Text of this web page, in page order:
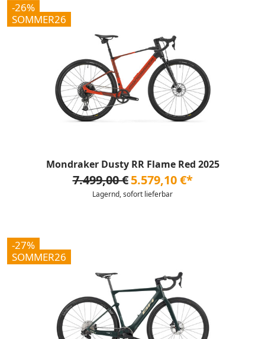
-26%
SOMMER26
Mondraker Dusty RR Flame Red 2025
7.499,00 € 5.579,10 €*
Lagernd, sofort lieferbar
-27%
SOMMER26